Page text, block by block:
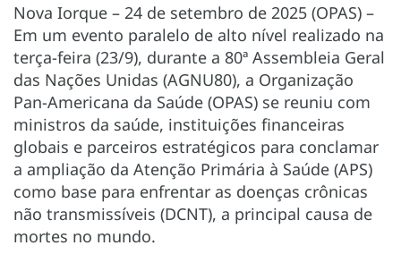
Nova Iorque – 24 de setembro de 2025 (OPAS) –
Em um evento paralelo de alto nível realizado na
terça-feira (23/9), durante a 80ª Assembleia Geral
das Nações Unidas (AGNU80), a Organização
Pan-Americana da Saúde (OPAS) se reuniu com
ministros da saúde, instituições financeiras
globais e parceiros estratégicos para conclamar
a ampliação da Atenção Primária à Saúde (APS)
como base para enfrentar as doenças crônicas
não transmissíveis (DCNT), a principal causa de
mortes no mundo.